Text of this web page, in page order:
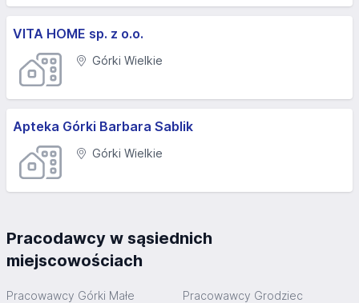
VITA HOME sp. z o.o.
Górki Wielkie
Apteka Górki Barbara Sablik
Górki Wielkie
Pracodawcy w sąsiednich
miejscowościach
Pracowawcy Górki Małe Pracowawcy Grodziec